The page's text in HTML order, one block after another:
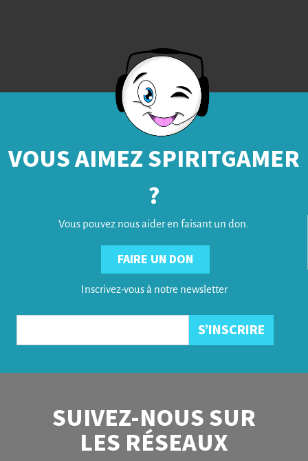
VOUS AIMEZ SPIRITGAMER
?
Vous pouvez nous aider en faisant un don.
FAIRE UN DON
Inscrivez-vous à notre newsletter
SUIVEZ-NOUS SUR
LES RÉSEAUX